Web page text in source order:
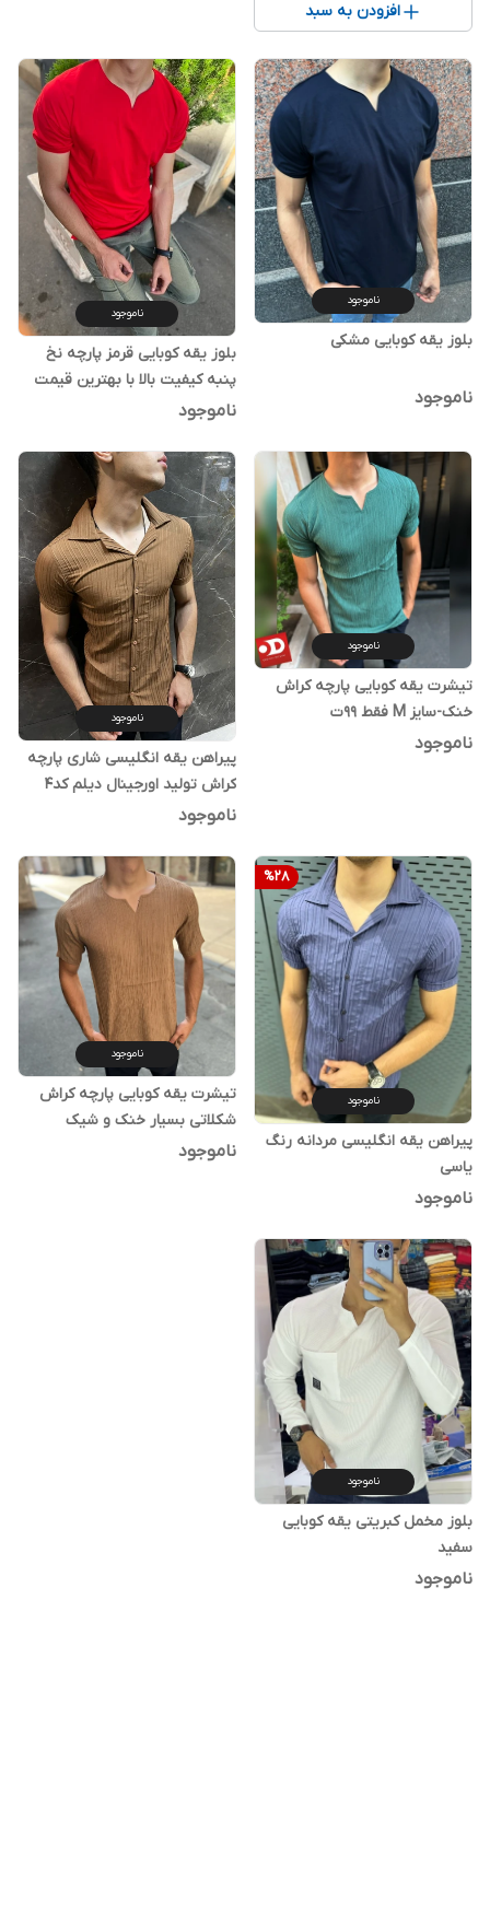
افزودن به سبد
ناموجود
بلوز یقه کوبایی مشکی
ناموجود
ناموجود
بلوز یقه کوبایی قرمز پارچه نخ
پنبه کیفیت بالا با بهترین قیمت
ناموجود
ناموجود
تیشرت یقه کوبایی پارچه کراش
خنک-سایز M فقط 99ت
ناموجود
ناموجود
پیراهن یقه انگلیسی شاری پارچه
کراش تولید اورجینال دیلم کد4
ناموجود
%28
ناموجود
پیراهن یقه انگلیسی مردانه رنگ
یاسی
ناموجود
ناموجود
تیشرت یقه کوبایی پارچه کراش
شکلاتی بسیار خنک و شیک
ناموجود
ناموجود
بلوز مخمل کبریتی یقه کوبایی
سفید
ناموجود